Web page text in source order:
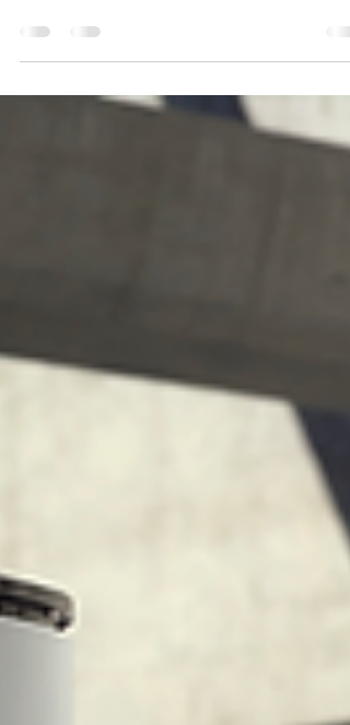
by Yue Sang August 9, 2022 观察简要 8月9日，美国
Headphones for...